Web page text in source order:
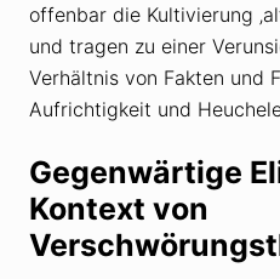
offenbar die Kultivierung
und tragen zu einer
Verhältnis von Fakten und
Aufrichtigkeit und
Gegenwärtige
Kontext von